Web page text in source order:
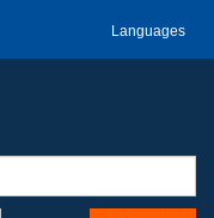
Languages